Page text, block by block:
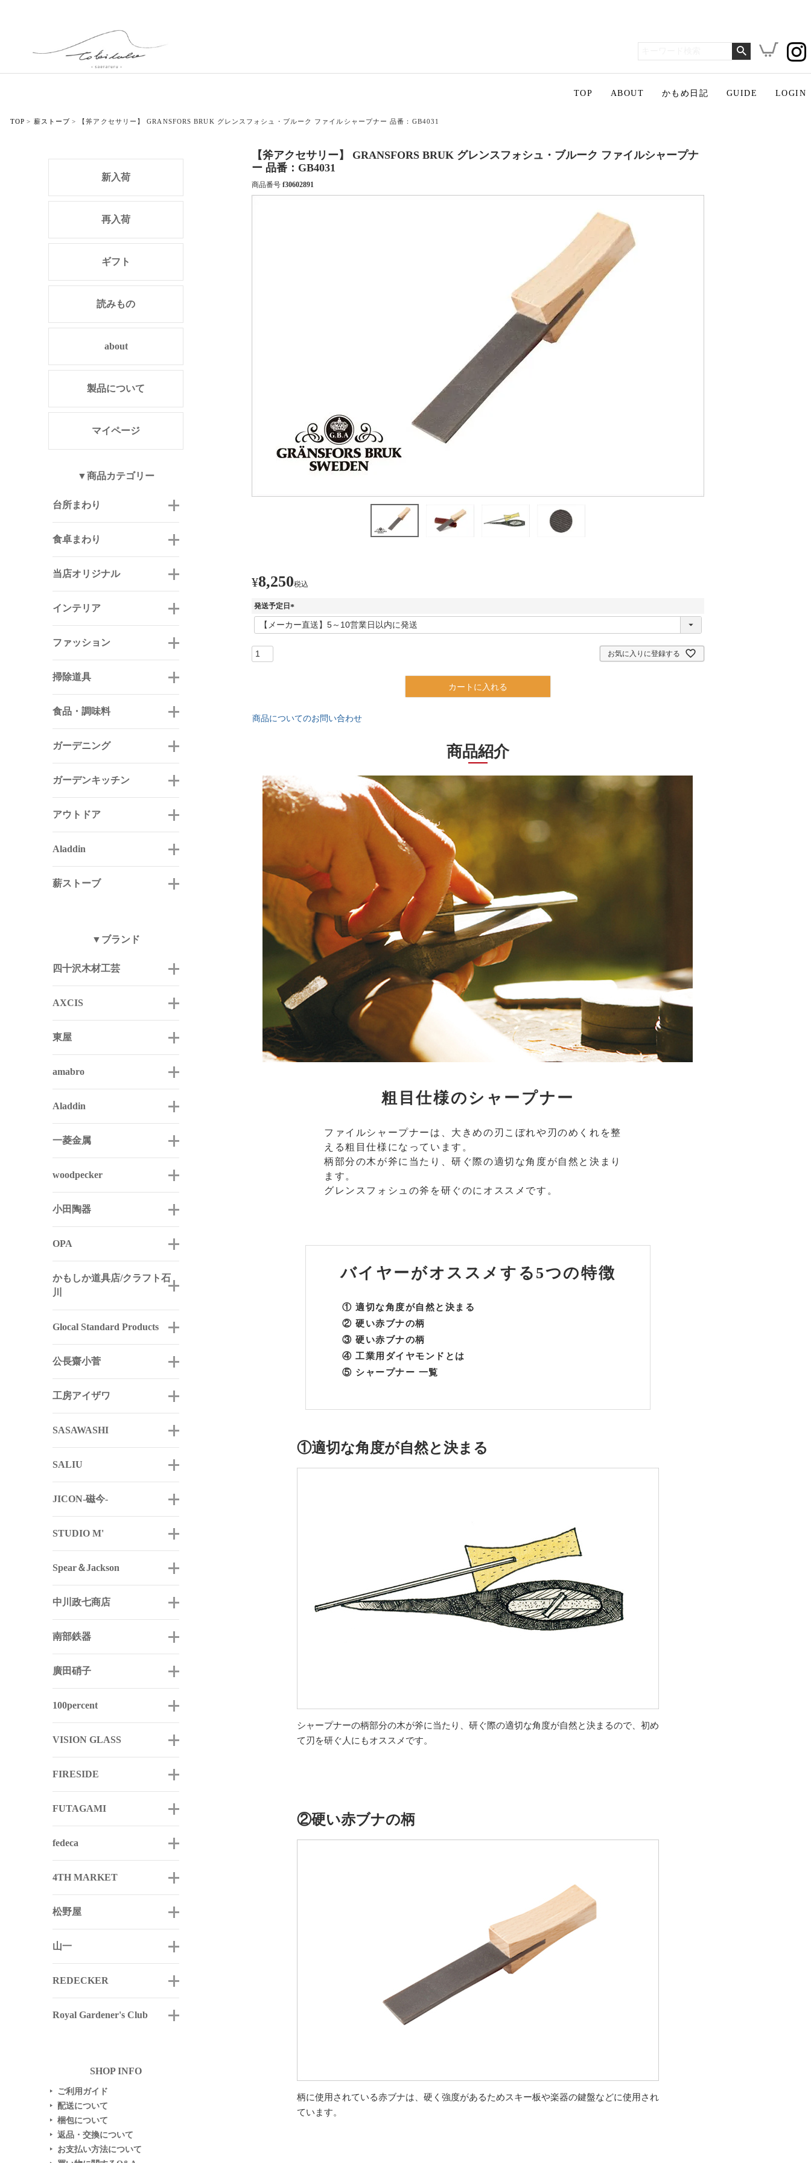
TOP ABOUT かもめ日記 GUIDE LOGIN
TOP 薪ストーブ 【斧アクセサリー】 GRANSFORS BRUK グレンスフォシュ・ブルーク ファイルシャープナー 品番：GB4031
新入荷
再入荷
ギフト
読みもの
about
製品について
マイページ
▼商品カテゴリー
台所まわり
食卓まわり
当店オリジナル
インテリア
ファッション
掃除道具
食品・調味料
ガーデニング
ガーデンキッチン
アウトドア
Aladdin
薪ストーブ
▼ブランド
四十沢木材工芸
AXCIS
東屋
amabro
Aladdin
一菱金属
woodpecker
小田陶器
OPA
かもしか道具店/クラフト石
川
Glocal Standard Products
公長齋小菅
工房アイザワ
SASAWASHI
SALIU
JICON-磁今-
STUDIO M'
Spear＆Jackson
中川政七商店
南部鉄器
廣田硝子
100percent
VISION GLASS
FIRESIDE
FUTAGAMI
fedeca
4TH MARKET
松野屋
山一
REDECKER
Royal Gardener's Club
SHOP INFO
▶ ご利用ガイド
▶ 配送について
▶ 梱包について
▶ 返品・交換について
▶ お支払い方法について
【斧アクセサリー】 GRANSFORS BRUK グレンスフォシュ・ブルーク ファイルシャープナ
ー 品番：GB4031
商品番号 f30602891
¥8,250税込
発送予定日
(
必
お気に入りに登録する
カートに入れる
商品についてのお問い合わせ
商品紹介
粗目仕様のシャープナー
ファイルシャープナーは、大きめの刃こぼれや刃のめくれを整
える粗目仕様になっています。
柄部分の木が斧に当たり、研ぐ際の適切な角度が自然と決まり
ます。
グレンスフォシュの斧を研ぐのにオススメです。
バイヤーがオススメする 5つの特徴
① 適切な角度が自然と決まる
② 硬い赤ブナの柄
③ 硬い赤ブナの柄
④ 工業用ダイヤモンドとは
⑤ シャープナー 一覧
①適切な角度が自然と決まる
シャープナーの柄部分の木が斧に当たり、研ぐ際の適切な角度が自然と決まるので、初め
て刃を研ぐ人にもオススメです。
②硬い赤ブナの柄
柄に使用されている赤ブナは、硬く強度があるためスキー板や楽器の鍵盤などに使用され
ています。